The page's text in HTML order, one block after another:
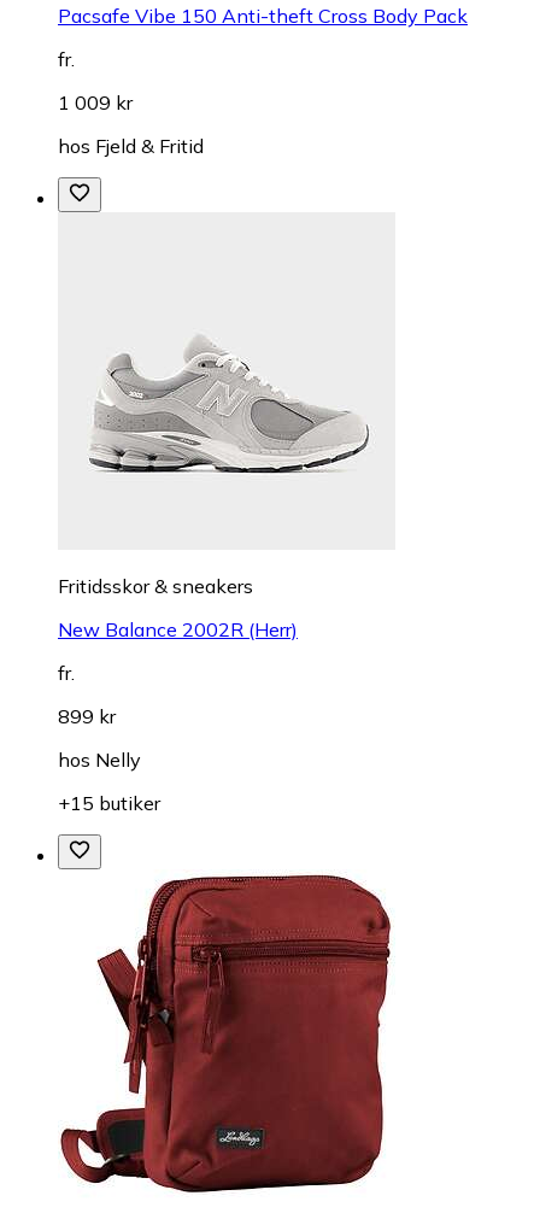
Pacsafe Vibe 150 Anti-theft Cross Body Pack
fr.
1 009 kr
hos Fjeld & Fritid
Fritidsskor & sneakers
New Balance 2002R (Herr)
fr.
899 kr
hos Nelly
+15 butiker